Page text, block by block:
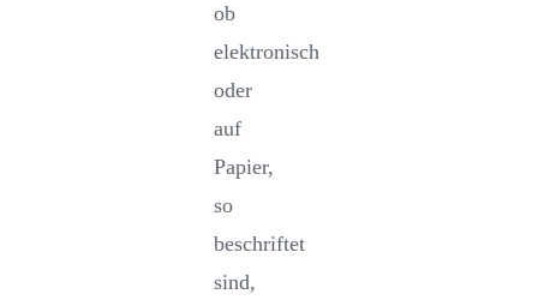
ob
elektronisch
oder
auf
Papier,
so
beschriftet
sind,